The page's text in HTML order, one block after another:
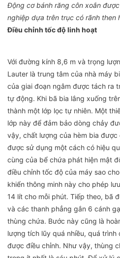
Động cơ bánh răng côn xoắn
nghiệp dựa trên trục có rãnh then
Điều chỉnh tốc độ linh hoạt
Với đường kính 8,6 m và trọng
Lauter là trung tâm của nhà máy
của giai đoạn ngâm được tách ra
tự động. Khi bã bia lắng xuống
thành một lớp lọc tự nhiên. Một
lớp này để đảm bảo dòng chảy
vậy, chất lượng của hèm bia
được sử dụng một cách có hiệu
cùng của bể chứa phát hiện mật
điều chỉnh tốc độ của máy sao
khiển thông minh này cho phép
14 lít cho mỗi phút. Tiếp theo, bã
và các thanh phẳng gắn 6 cánh
thùng chứa. Bước này cũng là
lượng tích lũy quá nhiều, quá
được điều chỉnh. Như vậy, thùng